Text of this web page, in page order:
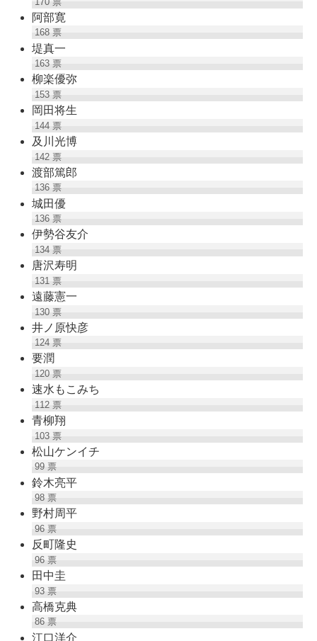
阿部寛
168票
堤真一
163票
柳楽優弥
153票
岡田将生
144票
及川光博
142票
渡部篤郎
136票
城田優
136票
伊勢谷友介
134票
唐沢寿明
131票
遠藤憲一
130票
井ノ原快彦
124票
要潤
120票
速水もこみち
112票
青柳翔
103票
松山ケンイチ
99票
鈴木亮平
98票
野村周平
96票
反町隆史
96票
田中圭
93票
高橋克典
86票
江口洋介